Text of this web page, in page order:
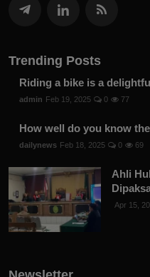
Trending Posts
Riding a bike is a
admin Feb 19, 2025 0 77
How well do you know
dailynews Feb 18, 2025 0 69
Ahli
Apr 15,